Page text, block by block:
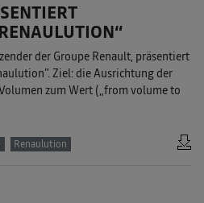
der Groupe Renault, präsentiert
Ziel: die Ausrichtung der
zum Wert („from volume to
Renaulution